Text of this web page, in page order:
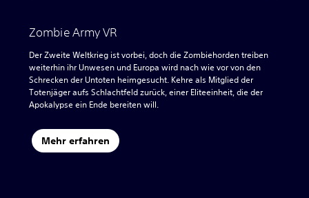
Zombie Army VR
Der Zweite Weltkrieg ist vorbei, doch die Zombiehorden treiben
weiterhin ihr Unwesen und Europa wird nach wie vor von den
Schrecken der Untoten heimgesucht. Kehre als Mitglied der
Totenjäger aufs Schlachtfeld zurück, einer Eliteeinheit, die der
Apokalypse ein Ende bereiten will.
Mehr erfahren